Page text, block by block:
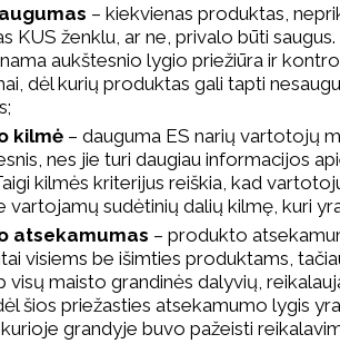
– kiekvienas produktas,
KUS ženklu, ar ne, privalo būti
aukštesnio lygio priežiūra ir
dėl kurių produktas gali tapti
kilmė – dauguma ES narių vartotojų
nes jie turi daugiau informacijos
kilmės kriterijus reiškia, kad
vartojamų sudėtinių dalių kilmę, kuri
atsekamumas – produkto
visiems be išimties produktams,
visų maisto grandinės dalyvių,
šios priežasties atsekamumo lygis
grandyje buvo pažeisti